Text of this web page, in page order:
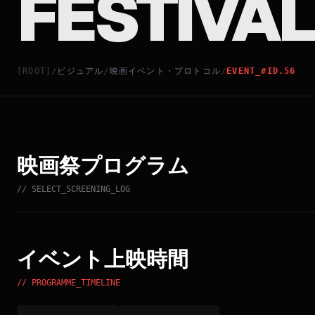
[ROOT] / ビジュアル/ 映画イベント・プロトコル/ EVENT_#ID.56
映画祭プログラム
// SELECT_SCREENING_LOG
イベント上映時間
// PROGRAMME_TIMELINE